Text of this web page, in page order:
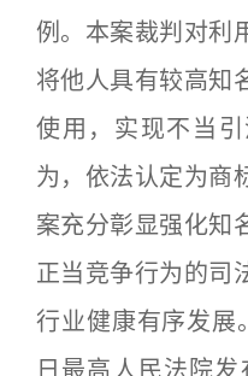
例。本案裁判对利
将他人具有较高知
使用，实现不当
为，依法认定为商
案充分彰显强化知
正当竞争行为的司
行业健康有序发
日最高人民法院